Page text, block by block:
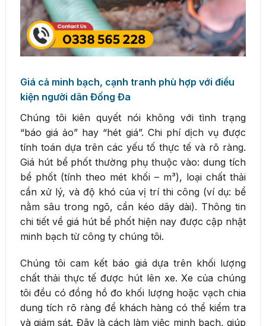
Giá cả minh bạch, cạnh tranh phù hợp với điều
kiện người dân Đống Đa
Chúng tôi kiên quyết nói không với tình trạng
“báo giá ảo” hay “hét giá”. Chi phí dịch vụ được
tính toán dựa trên các yếu tố thực tế và rõ ràng.
Giá hút bể phốt thường phụ thuộc vào: dung tích
bể phốt (tính theo mét khối – m³), loại chất thải
cần xử lý, và độ khó của vị trí thi công (ví dụ: bể
nằm sâu trong ngõ, cần kéo dây dài). Thông tin
chi tiết về giá hút bể phốt hiện nay được cập nhật
minh bạch từ công ty chúng tôi.
Chúng tôi cam kết báo giá dựa trên khối lượng
chất thải thực tế được hút lên xe. Xe của chúng
tôi đều có đồng hồ đo khối lượng hoặc vạch chia
dung tích rõ ràng để khách hàng có thể kiểm tra
và giám sát. Đây là cách làm việc minh bạch, giúp